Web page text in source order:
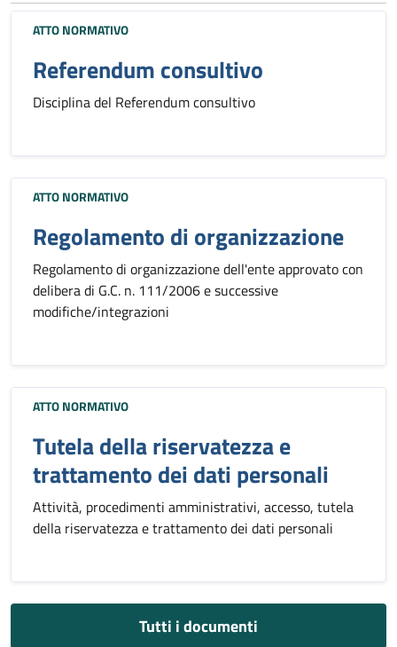
ATTO NORMATIVO
Referendum consultivo
Disciplina del Referendum consultivo
ATTO NORMATIVO
Regolamento di organizzazione
Regolamento di organizzazione dell'ente approvato con
delibera di G.C. n. 111/2006 e successive
modifiche/integrazioni
ATTO NORMATIVO
Tutela della riservatezza e
trattamento dei dati personali
Attività, procedimenti amministrativi, accesso, tutela
della riservatezza e trattamento dei dati personali
Tutti i documenti